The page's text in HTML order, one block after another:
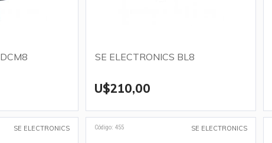
SE ELECTRONICS BL8
U$210,00
SE ELECTRONICS Código: 455 SE ELECTRONICS